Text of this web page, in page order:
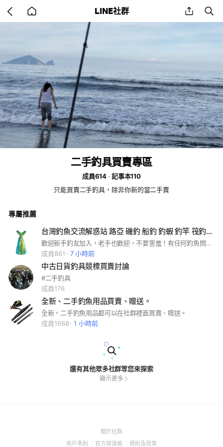
back
to
LINE社群 share
二手釣具買賣專區
成員614
記事本110
只能買賣二手釣具，除非你新的當二手賣
專屬推薦
台灣釣魚交流解惑站 路亞 磯釣 船釣 釣蝦 釣竿 筏釣 釣點 釣具
歡迎新手釣友加入，老手也歡迎，不要害羞！有任何釣魚問題歡迎提問～不管是釣具選擇、釣點推薦、釣法釣組疑問，社群內常駐精通各種釣法的高手們會熱心解答你的各種釣魚問題。 #路亞 #釣魚 #釣具 #磯釣 #船釣 #釣蝦 #捲線器 #釣竿 #fishing #釣點 #岸拋 #魚虎 #手竿 #shimano #daiwa #釣具店
成員861
7 小時前
中古日貨釣具競標買賣討論
#二手釣具
成員176
全新、二手釣魚用品買賣、贈送。
全新，二手釣魚用品都可以在社群裡面買賣、贈送。
成員1668
1 小時前
還有其他眾多社群等您來探索
顯示更多
關於社群(Open
用戶準則 (Open
官方部落格 (Open
規則及政策(Open